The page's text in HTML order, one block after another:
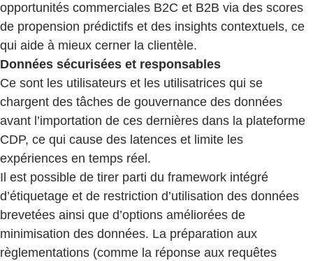
opportunités commerciales B2C et B2B via des scores
de propension prédictifs et des insights contextuels, ce
qui aide à mieux cerner la clientèle.
Données sécurisées et responsables
Ce sont les utilisateurs et les utilisatrices qui se
chargent des tâches de gouvernance des données
avant l’importation de ces dernières dans la plateforme
CDP, ce qui cause des latences et limite les
expériences en temps réel.
Il est possible de tirer parti du framework intégré
d’étiquetage et de restriction d’utilisation des données
brevetées ainsi que d’options améliorées de
minimisation des données. La préparation aux
règlementations (comme la réponse aux requêtes